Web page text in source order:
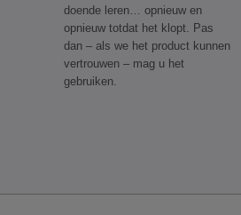
doende leren… opnieuw en
opnieuw totdat het klopt. Pas
dan – als we het product kunnen
vertrouwen – mag u het
gebruiken.